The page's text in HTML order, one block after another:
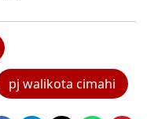
pj walikota cimahi